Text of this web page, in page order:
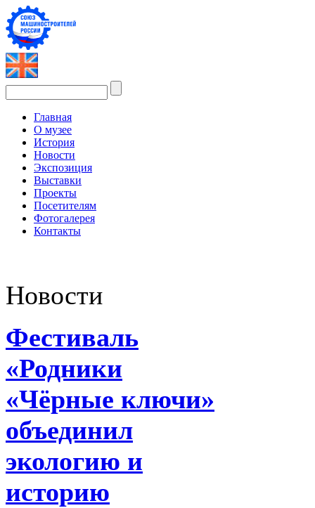
Главная
О музее
История
Новости
Экспозиция
Выставки
Проекты
Посетителям
Фотогалерея
Контакты
Новости
Фестиваль
«Родники
«Чёрные ключи»
объединил
экологию и
историю